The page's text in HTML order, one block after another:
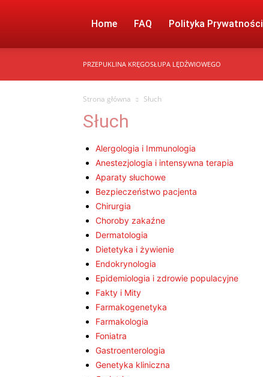
Home FAQ Polityka Prywatności
PRZEPUKLINA KRĘGOSŁUPA LĘDŹWIOWEGO
Strona główna Słuch
Słuch
Alergologia i Immunologia
Anestezjologia i intensywna terapia
Aparaty słuchowe
Bezpieczeństwo pacjenta
Chirurgia
Choroby zakaźne
Dermatologia
Dietetyka i żywienie
Endokrynologia
Epidemiologia i zdrowie populacyjne
Fakty i Mity
Farmakogenetyka
Farmakologia
Foniatra
Gastroenterologia
Genetyka kliniczna